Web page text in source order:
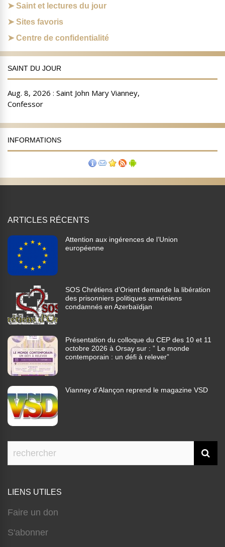
Saint et lectures du jour
Sites favoris
Centre de confidentialité
SAINT DU JOUR
INFORMATIONS
ARTICLES RÉCENTS
Attention aux ingérences de l’Union
européenne
SOS Chrétiens d’Orient demande la libération
des prisonniers politiques arméniens
condamnés en Azerbaïdjan
Présentation du colloque du CEP des 10 et 11
octobre 2026 à Orsay sur : ” Le monde
contemporain : un défi à relever”
Vianney d’Alançon reprend le magazine VSD
LIENS UTILES
Faire un don
S'abonner